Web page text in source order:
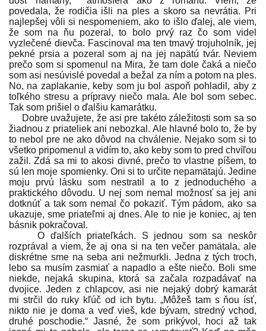
povedala, že rodičia išli na ples a skoro sa nevrátia. Pri
najlepšej vôli si nespomeniem, ako to išlo ďalej, ale viem,
že som na ňu pozeral, to bolo prvý raz čo som videl
vyzlečené dievča. Fascinoval ma ten tmavý trojuholník, jej
pekné prsia a pozeral som aj na jej napätú tvár. Neviem
prečo som si spomenul na Mira, že tam dole čaká a niečo
som asi nesúvislé povedal a bežal za ním a potom na ples.
No, na zaplakanie, keby som ju bol aspoň pohladil, aby z
toľkého stresu a prípravy niečo mala. Ale bol som sebec.
Tak som prišiel o ďalšiu kamarátku.
Dobre uvažujete, že asi pre takéto záležitosti som sa so
žiadnou z priateliek ani nebozkal. Ale hlavné bolo to, že by
to nebol pre ne ako dôvod na chválenie. Nejako som si to
všetko pripomenul a vidím to, ako keby som to pred chvíľou
zažil. Zdá sa mi to akosi divné, prečo to vlastne píšem, to
sú len moje spomienky. Oni si to určite nepamätajú. Jedine
moju prvú lásku som nestratil a to z jednoduchého a
praktického dôvodu. U nej som nemal možnosť sa jej ani
dotknúť a tak som nemal čo pokaziť. Tým pádom, ako sa
ukazuje, sme priateľmi aj dnes. Ale to nie je koniec, aj ten
básnik pokračoval.
O ďalších priateľkách. S jednou som sa neskôr
rozprával a viem, že aj ona si na ten večer pamätala, ale
diskrétne sme na seba ani nežmurkli. Jedna z tých troch,
lebo sa musím zasmiať a napadlo a ešte niečo. Boli sme
niekde, nejaká skupina, ktorá sa začala rozpadávať na
dvojice. Jeden z chlapcov, asi nie nejaký dobrý kamarát
mi strčil do ruky kľúč od ich bytu. „Môžeš tam s ňou ísť,
nikto nie je doma a veď vieš, kde bývam, stredný vchod,
druhé poschodie.“ Jasné, že som prikývol, hoci až tak